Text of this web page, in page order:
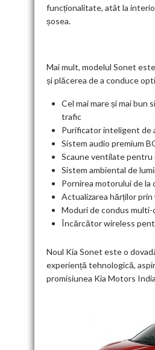
funcționalitate, atât la
șosea.
Mai mult, modelul Sonet
și plăcerea de a conduce
Cel mai mare și mai bun
trafic
Purificator inteligent de
Sistem audio premium
Scaune ventilate pentru
Sistem ambiental de
Pornirea motorului de
Actualizarea hărților
Moduri de condus
Încărcător wireless
Noul Kia Sonet este o
experiență tehnologică,
promisiunea Kia Motors